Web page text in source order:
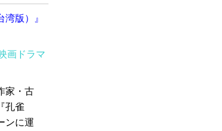
版）』
画ドラマ
家・古
孔雀
ンに運